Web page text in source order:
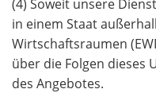
(4) Soweit unsere
in einem Staat
Wirtschaftsraumen
über die Folgen dieses
des Angebotes.